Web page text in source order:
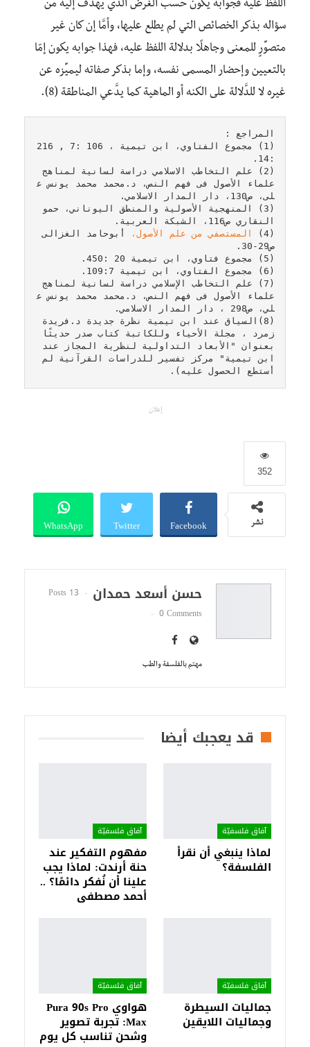
اللفظ عليه فجوابه يكون حسب الغرض الذي يهدف إليه من
سؤاله بذكر الخصائص التي لم يطلع عليها، وأمَّا إن كان غير
متصوِّرٍ للمعنى وجاهلًا بدلالة اللفظ عليه، فهذا جوابه يكون إمّا
بالتعيين وإحضار المسمى نفسه، وإما بذكر صفاته ليميِّزه عن
غيره لا للدَّلالة على الكنه أو الماهية كما يدَّعي المناطقة (8).
المراجع :
:14.
علماء الأصول فى فهم النص، د.محمد محمد يونس ع
لى، ص130، دار المدار الاسلامي.
النقاري ص116، الشبكة العربية.
(4)
المستصفي من علم الأصول،
أبوحامد الغزالى
ص29-30.
(5) مجموع فتاوي، ابن تيمية 20 :450.
(6) مجموع الفتاوي، ابن تيمية 109:7.
علماء الأصول فى فهم النص، د.محمد محمد يونس ع
لي، ص298 ، دار المدار الاسلامي.
أستطع الحصول عليه).
إعلان
352
نشر Facebook
Twitter
WhatsApp
حسن أسعد حمدان
13 Posts
0 Comments
مهتم بالفلسفة والطب
قد يعجبك أيضا
آفاق فلسفيّة‎
لماذا ينبغي أن نقرأ
الفلسفة؟
آفاق فلسفيّة‎
مفهوم التفكير عند
حنة أرندت: لماذا يجب
علينا أن نُفكر دائمًا؟ ..
أحمد مصطفى
آفاق فلسفيّة‎
جماليات السيطرة
وجماليات اللايقين
آفاق فلسفيّة‎
هواوي Pura 90s Pro
Max: تجربة تصوير
وشحن تناسب كل يوم